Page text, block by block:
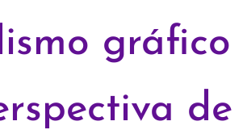
gráfico
de